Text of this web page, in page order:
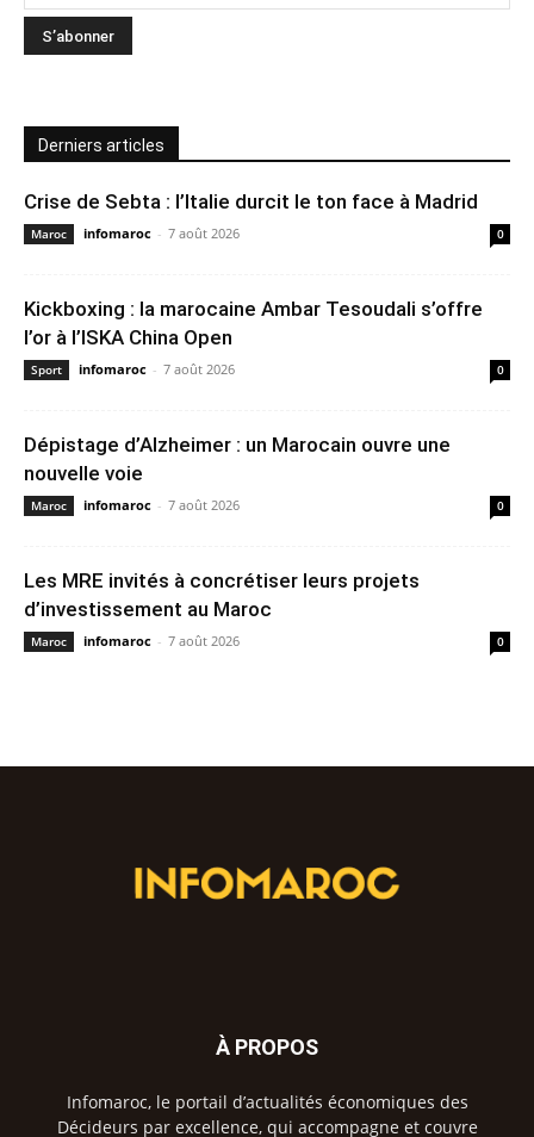
Derniers articles
Crise de Sebta : l’Italie durcit le ton face à Madrid
Maroc infomaroc - 7 août 2026 0
Kickboxing : la marocaine Ambar Tesoudali s’offre
l’or à l’ISKA China Open
Sport infomaroc - 7 août 2026 0
Dépistage d’Alzheimer : un Marocain ouvre une
nouvelle voie
Maroc infomaroc - 7 août 2026 0
Les MRE invités à concrétiser leurs projets
d’investissement au Maroc
Maroc infomaroc - 7 août 2026 0
À PROPOS
Infomaroc, le portail d’actualités économiques des
Décideurs par excellence, qui accompagne et couvre